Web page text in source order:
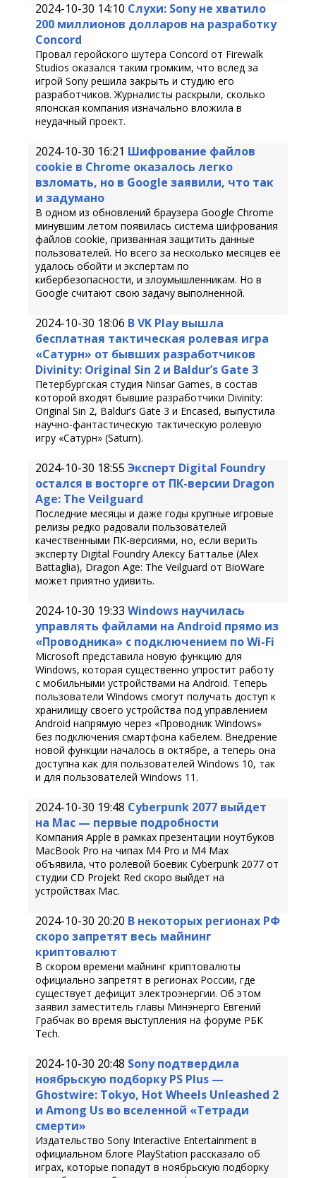
2024-10-30 14:10 Слухи: Sony не хватило
200 миллионов долларов на разработку
Concord
Провал геройского шутера Concord от Firewalk
Studios оказался таким громким, что вслед за
игрой Sony решила закрыть и студию его
разработчиков. Журналисты раскрыли, сколько
японская компания изначально вложила в
неудачный проект.
2024-10-30 16:21 Шифрование файлов
cookie в Chrome оказалось легко
взломать, но в Google заявили, что так
и задумано
В одном из обновлений браузера Google Chrome
минувшим летом появилась система шифрования
файлов cookie, призванная защитить данные
пользователей. Но всего за несколько месяцев её
удалось обойти и экспертам по
кибербезопасности, и злоумышленникам. Но в
Google считают свою задачу выполненной.
2024-10-30 18:06 В VK Play вышла
бесплатная тактическая ролевая игра
«Сатурн» от бывших разработчиков
Divinity: Original Sin 2 и Baldur’s Gate 3
Петербургская студия Ninsar Games, в состав
которой входят бывшие разработчики Divinity:
Original Sin 2, Baldur’s Gate 3 и Encased, выпустила
научно-фантастическую тактическую ролевую
игру «Сатурн» (Saturn).
2024-10-30 18:55 Эксперт Digital Foundry
остался в восторге от ПК-версии Dragon
Age: The Veilguard
Последние месяцы и даже годы крупные игровые
релизы редко радовали пользователей
качественными ПК-версиями, но, если верить
эксперту Digital Foundry Алексу Батталье (Alex
Battaglia), Dragon Age: The Veilguard от BioWare
может приятно удивить.
2024-10-30 19:33 Windows научилась
управлять файлами на Android прямо из
«Проводника» с подключением по Wi-Fi
Microsoft представила новую функцию для
Windows, которая существенно упростит работу
с мобильными устройствами на Android. Теперь
пользователи Windows смогут получать доступ к
хранилищу своего устройства под управлением
Android напрямую через «Проводник Windows»
без подключения смартфона кабелем. Внедрение
новой функции началось в октябре, а теперь она
доступна как для пользователей Windows 10, так
и для пользователей Windows 11.
2024-10-30 19:48 Cyberpunk 2077 выйдет
на Mac — первые подробности
Компания Apple в рамках презентации ноутбуков
MacBook Pro на чипах M4 Pro и M4 Max
объявила, что ролевой боевик Cyberpunk 2077 от
студии CD Projekt Red скоро выйдет на
устройствах Mac.
2024-10-30 20:20 В некоторых регионах РФ
скоро запретят весь майнинг
криптовалют
В скором времени майнинг криптовалюты
официально запретят в регионах России, где
существует дефицит электроэнергии. Об этом
заявил заместитель главы Минэнерго Евгений
Грабчак во время выступления на форуме РБК
Tech.
2024-10-30 20:48 Sony подтвердила
ноябрьскую подборку PS Plus —
Ghostwire: Tokyo, Hot Wheels Unleashed 2
и Among Us во вселенной «Тетради
смерти»
Издательство Sony Interactive Entertainment в
официальном блоге PlayStation рассказало об
играх, которые попадут в ноябрьскую подборку